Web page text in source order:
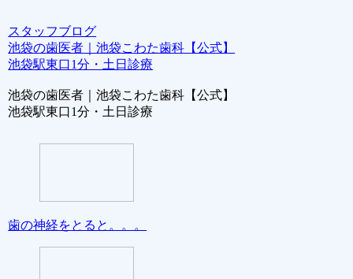
スタッフブログ
池袋の歯医者｜池袋こわた歯科【公式】
池袋駅東口1分・土日診療
池袋の歯医者｜池袋こわた歯科【公式】
池袋駅東口1分・土日診療
歯の神経をとると。。。